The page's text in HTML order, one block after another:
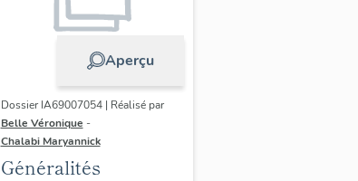
Aperçu
Dossier IA69007054 | Réalisé par
Belle Véronique -
Chalabi Maryannick
Généralités